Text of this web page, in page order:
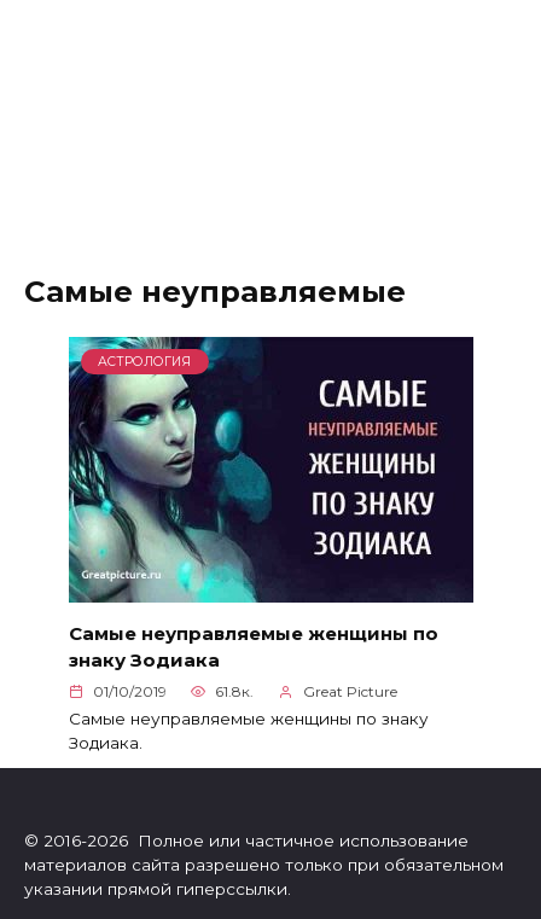
Самые неуправляемые
АСТРОЛОГИЯ
Самые неуправляемые женщины по
знаку Зодиака
01/10/2019 61.8к. Great Picture
Самые неуправляемые женщины по знаку
Зодиака.
© 2016-2026 Полное или частичное использование
материалов сайта разрешено только при обязательном
указании прямой гиперссылки.